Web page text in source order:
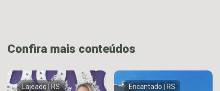
Confira mais conteúdos
Lajeado | RS Encantado | RS